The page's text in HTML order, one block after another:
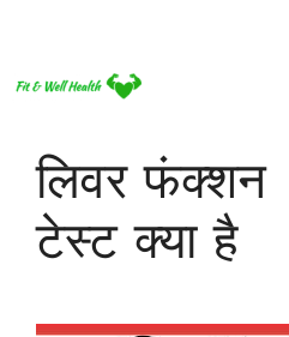
लिवर फंक्शन
टेस्ट क्या है